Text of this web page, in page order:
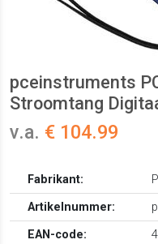
pceinstruments
Stroomtang
v.a. € 104.99
Fabrikant:
Artikelnummer:
EAN-code: